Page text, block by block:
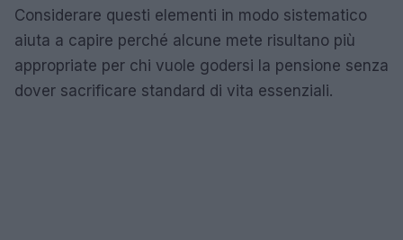
Considerare questi elementi in modo sistematico
aiuta a capire perché alcune mete risultano più
appropriate per chi vuole godersi la pensione senza
dover sacrificare standard di vita essenziali.